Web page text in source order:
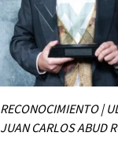
RECONOCIMIENTO |
JUAN CARLOS ABUD